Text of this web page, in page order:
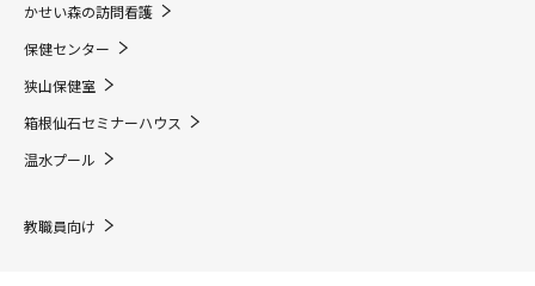
かせい森の訪問看護
保健センター
狭山保健室
箱根仙石セミナーハウス
温水プール
教職員向け